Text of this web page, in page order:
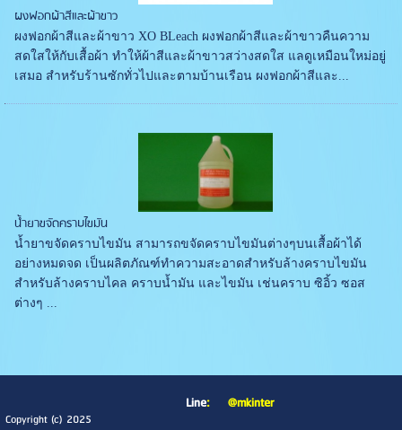
ผงฟอกผ้าสีและผ้าขาว
ผงฟอกผ้าสีและผ้าขาว XO BLeach ผงฟอกผ้าสีและผ้าขาวคืนความ
สดใสให้กับเสื้อผ้า ทำให้ผ้าสีและผ้าขาวสว่างสดใส แลดูเหมือนใหม่อยู่
เสมอ สำหรับร้านซักทั่วไปและตามบ้านเรือน ผงฟอกผ้าสีและ...
น้ำยาขจัดคราบไขมัน
น้ำยาขจัดคราบไขมัน สามารถขจัดคราบไขมันต่างๆบนเสื้อผ้าได้
อย่างหมดจด เป็นผลิตภัณฑ์ทำความสะอาดสำหรับล้างคราบไขมัน
สำหรับล้างคราบไคล คราบน้ำมัน และไขมัน เช่นคราบ ซิอิ้ว ซอส
ต่างๆ ...
Copyright (c) 2025
Line: @mkinter